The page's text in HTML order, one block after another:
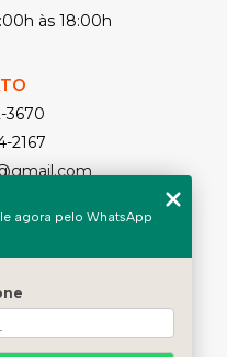
às 18:00h
3670
2167
agora pelo WhatsApp